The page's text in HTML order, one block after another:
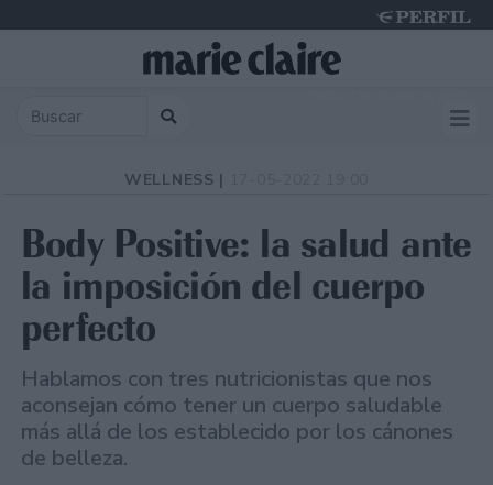
WELLNESS |
Body Positive: la salud ante
la imposición del cuerpo
perfecto
Hablamos con tres nutricionistas que nos
aconsejan cómo tener un cuerpo saludable
más allá de los establecido por los cánones
de belleza.